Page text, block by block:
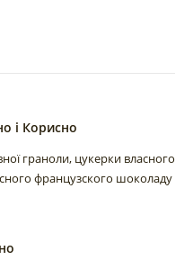
і Корисно
граноли, цукерки власного
французского шоколаду